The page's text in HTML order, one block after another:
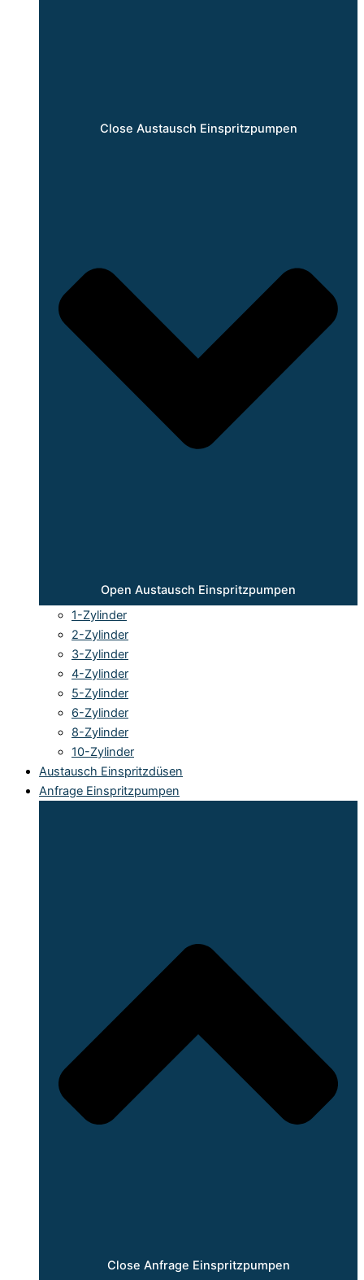
Close Austausch Einspritzpumpen
Open Austausch Einspritzpumpen
1-Zylinder
2-Zylinder
3-Zylinder
4-Zylinder
5-Zylinder
6-Zylinder
8-Zylinder
10-Zylinder
Austausch Einspritzdüsen
Anfrage Einspritzpumpen
Close Anfrage Einspritzpumpen